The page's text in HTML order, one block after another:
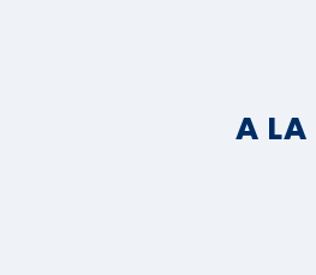
A LA